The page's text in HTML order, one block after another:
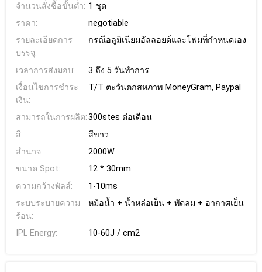
จำนวนสั่งซื้อขั้นต่ำ: 1 ชุด
ราคา:
negotiable
รายละเอียดการ
บรรจุ:
กรณีอลูมิเนียมอัลลอยด์และโฟมที่กำหนดเอง
เวลาการส่งมอบ:
3 ถึง 5 วันทำการ
เงื่อนไขการชำระ
เงิน:
T/T ตะวันตกสหภาพ MoneyGram, Paypal
สามารถในการผลิต:300stes ต่อเดือน
สี:
สีขาว
อำนาจ:
2000W
ขนาด Spot:
12 * 30mm
ความกว้างพัลส์:
1-10ms
ระบบระบายความ
ร้อน:
หม้อน้ำ + น้ำหล่อเย็น + พัดลม + อากาศเย็น
IPL Energy: 10-60J / cm2